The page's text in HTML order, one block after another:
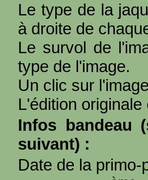
Le type de la
à droite de
Le survol de
type de l'image.
Un clic sur
L'édition
Infos bandeau
suivant) :
Date de la